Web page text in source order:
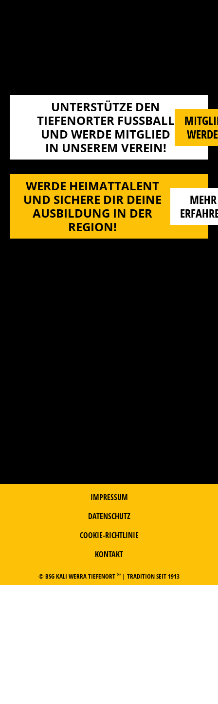
UNTERSTÜTZE DEN
TIEFENORTER FUSSBALL U
ND WERDE MITGLIED I
N UNSEREM VEREIN!
WERDE HEIMATTALENT
UND SICHERE DIR DEINE
AUSBILDUNG IN DER
REGION!
MEHR
IMPRESSUM
DATENSCHUTZ
COOKIE-RICHTLINIE
KONTAKT
© BSG KALI WERRA TIEFENORT ® | TRADITION SEIT 1913